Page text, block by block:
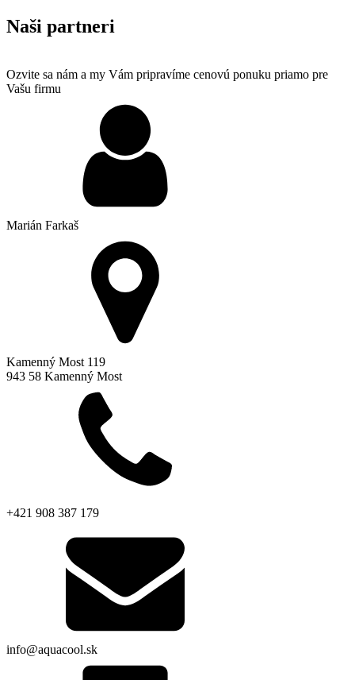
Naši partneri
Ozvite sa nám a my Vám pripravíme cenovú ponuku priamo pre
Vašu firmu
Marián Farkaš
Kamenný Most 119
943 58 Kamenný Most
+421 908 387 179
info@aquacool.sk